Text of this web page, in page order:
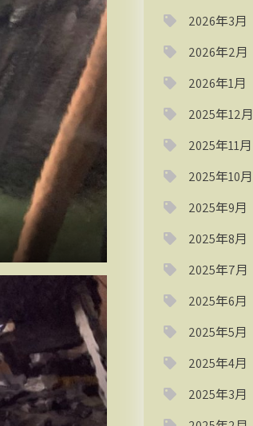
2026年3月
2026年2月
2026年1月
2025年12月
2025年11月
2025年10月
2025年9月
2025年8月
2025年7月
2025年6月
2025年5月
2025年4月
2025年3月